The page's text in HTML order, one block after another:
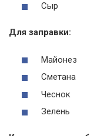
Сыр
Для заправки:
Майонез
Сметана
Чеснок
Зелень